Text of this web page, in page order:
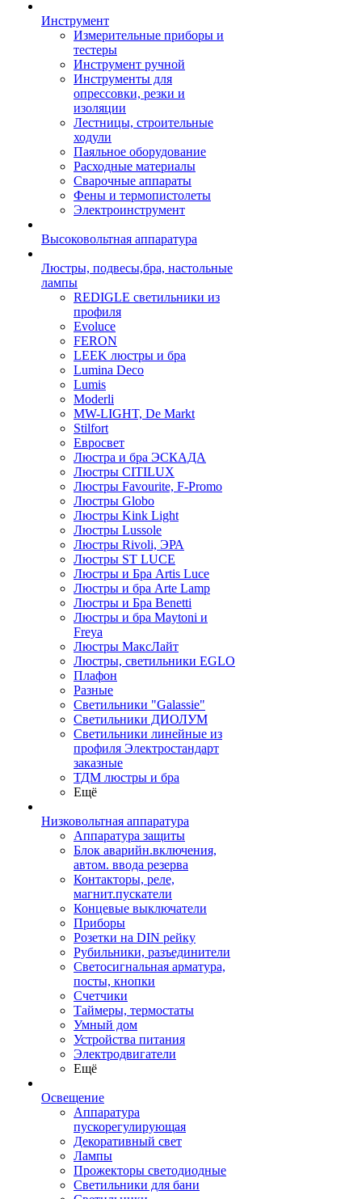
Инструмент
Измерительные приборы и
тестеры
Инструмент ручной
Инструменты для
опрессовки, резки и
изоляции
Лестницы, строительные
ходули
Паяльное оборудование
Расходные материалы
Сварочные аппараты
Фены и термопистолеты
Электроинструмент
Высоковольтная аппаратура
Люстры, подвесы,бра, настольные
лампы
REDIGLE светильники из
профиля
Evoluce
FERON
LEEK люстры и бра
Lumina Deco
Lumis
Moderli
MW-LIGHT, De Markt
Stilfort
Евросвет
Люстра и бра ЭСКАДА
Люстры CITILUX
Люстры Favourite, F-Promo
Люстры Globo
Люстры Kink Light
Люстры Lussole
Люстры Rivoli, ЭРА
Люстры ST LUCE
Люстры и Бра Artis Luce
Люстры и бра Arte Lamp
Люстры и Бра Benetti
Люстры и бра Maytoni и
Freya
Люстры МаксЛайт
Люстры, светильники EGLO
Плафон
Разные
Светильники "Galassie"
Светильники ДИОЛУМ
Светильники линейные из
профиля Электростандарт
заказные
ТДМ люстры и бра
Ещё
Низковольтная аппаратура
Аппаратура защиты
Блок аварийн.включения,
автом. ввода резерва
Контакторы, реле,
магнит.пускатели
Концевые выключатели
Приборы
Розетки на DIN рейку
Рубильники, разъединители
Светосигнальная арматура,
посты, кнопки
Счетчики
Таймеры, термостаты
Умный дом
Устройства питания
Электродвигатели
Ещё
Освещение
Аппаратура
пускорегулирующая
Декоративный свет
Лампы
Прожекторы светодиодные
Светильники для бани